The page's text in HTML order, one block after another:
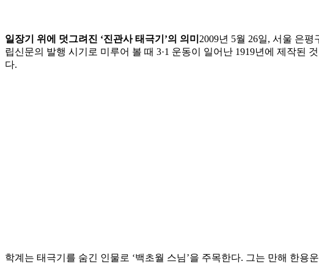
일장기 위에 덧그려진 ‘진관사 태극기’의 의미 2009년 5월 26일, 서울 은
립신문의 발행 시기로 미루어 볼 때 3·1 운동이 일어난 1919년에 제작된
다.
학계는 태극기를 숨긴 인물로 ‘백초월 스님’을 주목한다. 그는 만해 한용